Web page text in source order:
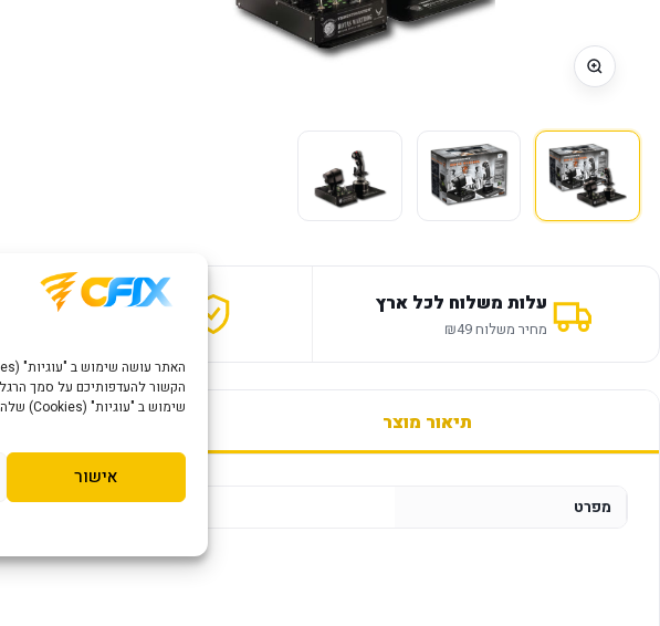
הקשור להעדפותיכם על סמך
שימוש ב "עוגיות" (Cookies) שלה ושל צדדים שלישיים. מידע נוסף ניתן למצוא ב
אישור
עלות משלוח לכל ארץ
מחיר משלוח ₪49
אחריות יבואן רשמי
תיאור מוצר
מפרט —